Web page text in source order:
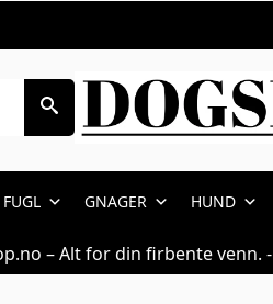
til hund
FUGL GNAGER HUND
– Alt for din firbente venn.